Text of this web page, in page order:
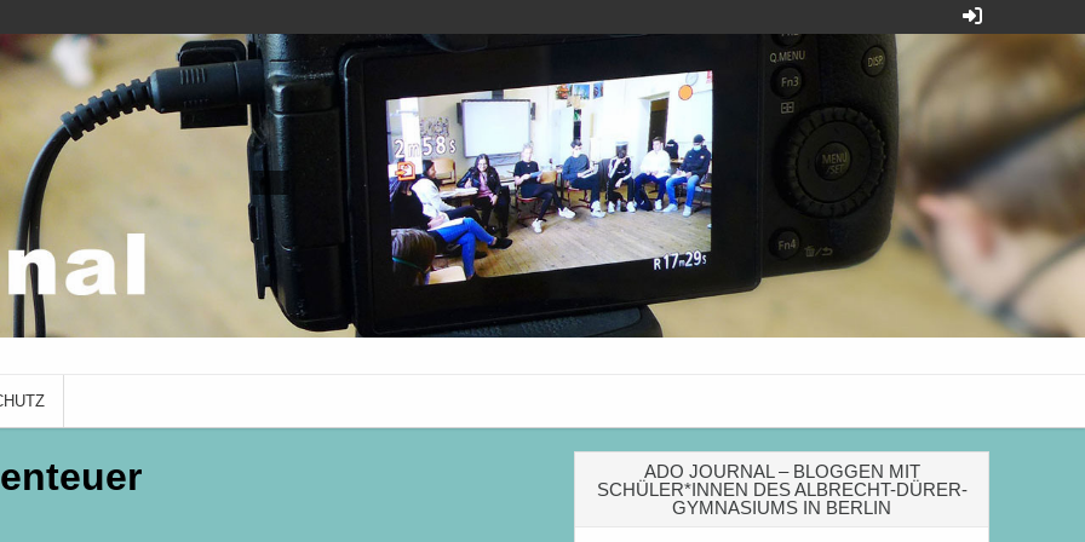
ADO Journal
mit Schüler*innen des Albrecht-Dürer-Gymnasiums
ADO JOURNAL – BLOGGEN MIT
SCHÜLER*INNEN DES ALBRECHT-DÜRER-
GYMNASIUMS IN BERLIN